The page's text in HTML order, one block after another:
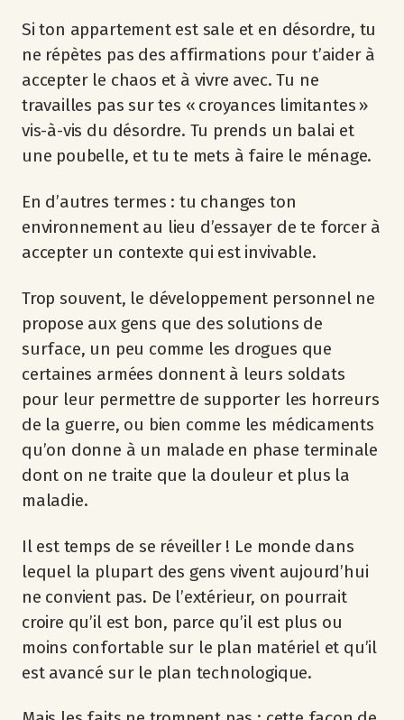
Si ton appartement est sale et en désordre, tu
ne répètes pas des affirmations pour t’aider à
accepter le chaos et à vivre avec. Tu ne
travailles pas sur tes « croyances limitantes »
vis-à-vis du désordre. Tu prends un balai et
une poubelle, et tu te mets à faire le ménage.
En d’autres termes : tu changes ton
environnement au lieu d’essayer de te forcer à
accepter un contexte qui est invivable.
Trop souvent, le développement personnel ne
propose aux gens que des solutions de
surface, un peu comme les drogues que
certaines armées donnent à leurs soldats
pour leur permettre de supporter les horreurs
de la guerre, ou bien comme les médicaments
qu’on donne à un malade en phase terminale
dont on ne traite que la douleur et plus la
maladie.
Il est temps de se réveiller ! Le monde dans
lequel la plupart des gens vivent aujourd’hui
ne convient pas. De l’extérieur, on pourrait
croire qu’il est bon, parce qu’il est plus ou
moins confortable sur le plan matériel et qu’il
est avancé sur le plan technologique.